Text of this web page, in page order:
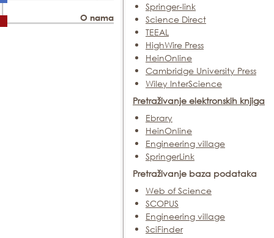
O nama
Springer-link
Science Direct
TEEAL
HighWire Press
HeinOnline
Cambridge University Press
Wiley InterScience
Pretraživanje elektronskih knjiga
Ebrary
HeinOnline
Engineering village
SpringerLink
Pretraživanje baza podataka
Web of Science
SCOPUS
Engineering village
SciFinder